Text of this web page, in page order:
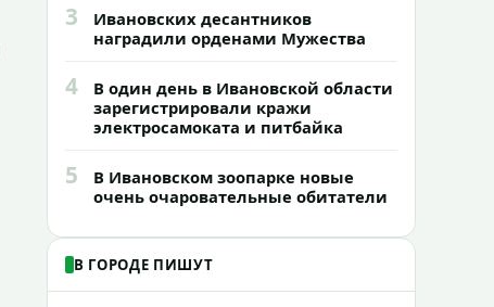
3
Ивановских десантников
наградили орденами Мужества
4
В один день в Ивановской области
зарегистрировали кражи
электросамоката и питбайка
5
В Ивановском зоопарке новые
очень очаровательные обитатели
В ГОРОДЕ ПИШУТ